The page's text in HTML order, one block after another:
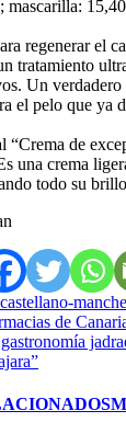
mascarilla:
regenerar el
tratamiento
Un
el pelo que ya
“Crema de
una crema
todo su
de